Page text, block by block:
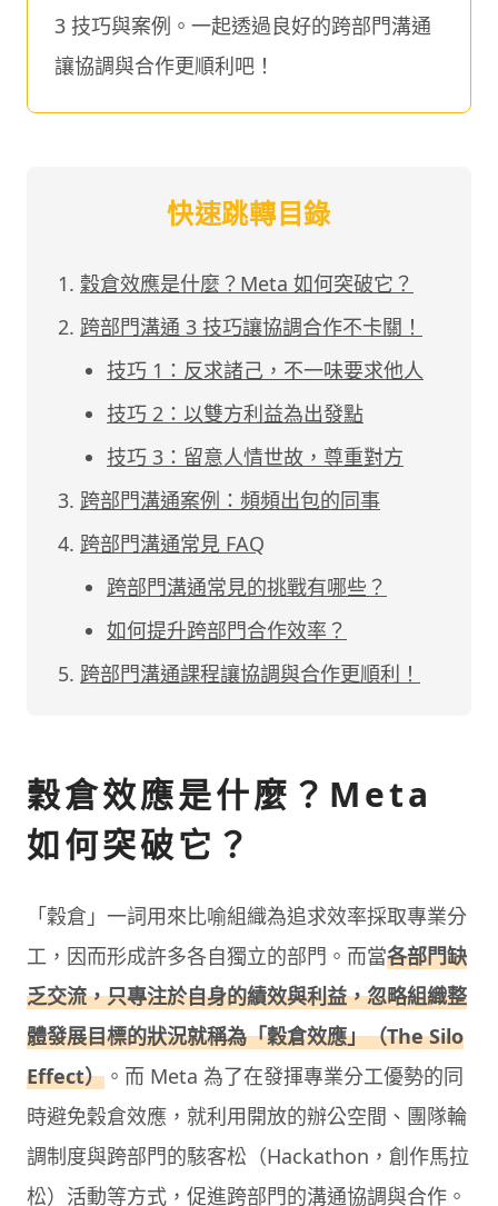
3 技巧與案例。一起透過良好的跨部門溝通
讓協調與合作更順利吧！
快速跳轉目錄
穀倉效應是什麼？Meta 如何突破它？
跨部門溝通 3 技巧讓協調合作不卡關！
技巧 1：反求諸己，不一味要求他人
技巧 2：以雙方利益為出發點
技巧 3：留意人情世故，尊重對方
跨部門溝通案例：頻頻出包的同事
跨部門溝通常見 FAQ
跨部門溝通常見的挑戰有哪些？
如何提升跨部門合作效率？
跨部門溝通課程讓協調與合作更順利！
穀倉效應是什麼？Meta
如何突破它？
「穀倉」一詞用來比喻組織為追求效率採取專業分
工，因而形成許多各自獨立的部門。而當各部門缺
乏交流，只專注於自身的績效與利益，忽略組織整
體發展目標的狀況就稱為「穀倉效應」（The Silo
Effect） 。而 Meta 為了在發揮專業分工優勢的同
時避免穀倉效應，就利用開放的辦公空間、團隊輪
調制度與跨部門的駭客松（Hackathon，創作馬拉
松）活動等方式，促進跨部門的溝通協調與合作。